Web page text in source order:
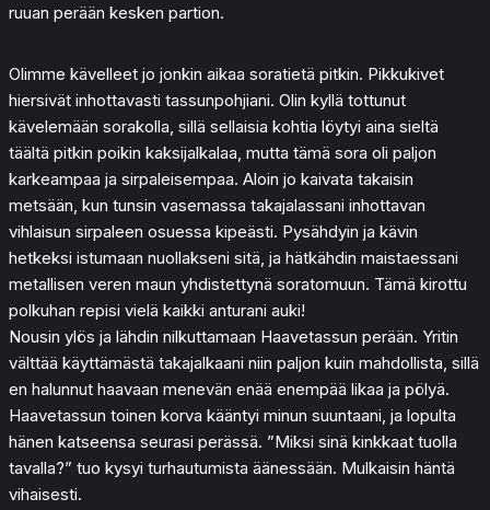
ruuan perään kesken partion.
Olimme kävelleet jo jonkin aikaa soratietä pitkin. Pikkukivet
hiersivät inhottavasti tassunpohjiani. Olin kyllä tottunut
kävelemään sorakolla, sillä sellaisia kohtia löytyi aina sieltä
täältä pitkin poikin kaksijalkalaa, mutta tämä sora oli paljon
karkeampaa ja sirpaleisempaa. Aloin jo kaivata takaisin
metsään, kun tunsin vasemassa takajalassani inhottavan
vihlaisun sirpaleen osuessa kipeästi. Pysähdyin ja kävin
hetkeksi istumaan nuollakseni sitä, ja hätkähdin maistaessani
metallisen veren maun yhdistettynä soratomuun. Tämä kirottu
polkuhan repisi vielä kaikki anturani auki!
Nousin ylös ja lähdin nilkuttamaan Haavetassun perään. Yritin
välttää käyttämästä takajalkaani niin paljon kuin mahdollista, sillä
en halunnut haavaan menevän enää enempää likaa ja pölyä.
Haavetassun toinen korva kääntyi minun suuntaani, ja lopulta
hänen katseensa seurasi perässä. ”Miksi sinä kinkkaat tuolla
tavalla?” tuo kysyi turhautumista äänessään. Mulkaisin häntä
vihaisesti.